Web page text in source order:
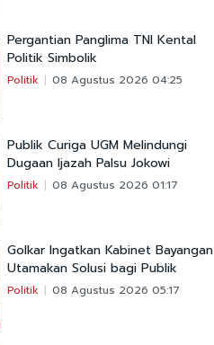
Pergantian Panglima TNI Kental
Politik Simbolik
Politik 08 Agustus 2026 04:25
Publik Curiga UGM Melindungi
Dugaan Ijazah Palsu Jokowi
Politik 08 Agustus 2026 01:17
Golkar Ingatkan Kabinet Bayangan
Utamakan Solusi bagi Publik
Politik 08 Agustus 2026 05:17